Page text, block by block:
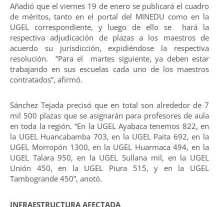
Añadió que el viernes 19 de enero se publicará el cuadro
de méritos, tanto en el portal del MINEDU como en la
UGEL correspondiente, y luego de ello se hará la
respectiva adjudicación de plazas a los maestros de
acuerdo su jurisdicción, expidiéndose la respectiva
resolución. “Para el martes siguiente, ya deben estar
trabajando en sus escuelas cada uno de los maestros
contratados”, afirmó.
Sánchez Tejada precisó que en total son alrededor de 7
mil 500 plazas que se asignarán para profesores de aula
en toda la región. “En la UGEL Ayabaca tenemos 822, en
la UGEL Huancabamba 703, en la UGEL Paita 692, en la
UGEL Morropón 1300, en la UGEL Huarmaca 494, en la
UGEL Talara 950, en la UGEL Sullana mil, en la UGEL
Unión 450, en la UGEL Piura 515, y en la UGEL
Tambogrande 450”, anotó.
INFRAESTRUCTURA AFECTADA